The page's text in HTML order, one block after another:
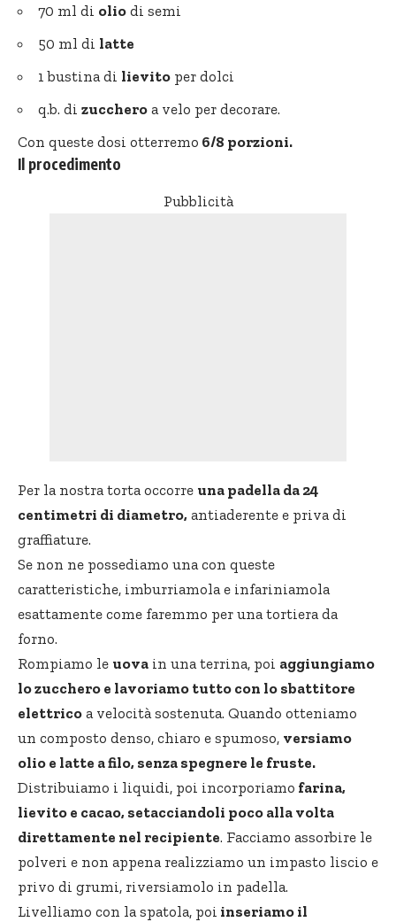
70 ml di olio di semi
50 ml di latte
1 bustina di lievito per dolci
q.b. di zucchero a velo per decorare.
Con queste dosi otterremo 6/8 porzioni.
Il procedimento
Pubblicità
Per la nostra torta occorre una padella da 24
centimetri di diametro, antiaderente e priva di
graffiature.
Se non ne possediamo una con queste
caratteristiche, imburriamola e infariniamola
esattamente come faremmo per una tortiera da
forno.
Rompiamo le uova in una terrina, poi aggiungiamo
lo zucchero e lavoriamo tutto con lo sbattitore
elettrico a velocità sostenuta. Quando otteniamo
un composto denso, chiaro e spumoso, versiamo
olio e latte a filo, senza spegnere le fruste.
Distribuiamo i liquidi, poi incorporiamo farina,
lievito e cacao, setacciandoli poco alla volta
direttamente nel recipiente. Facciamo assorbire le
polveri e non appena realizziamo un impasto liscio e
privo di grumi, riversiamolo in padella.
Livelliamo con la spatola, poi inseriamo il